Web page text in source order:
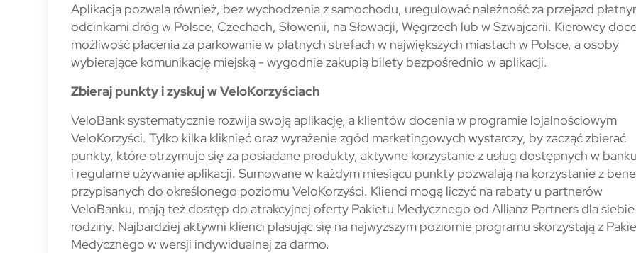
Aplikacja pozwala również, bez wychodzenia z samochodu, uregulować należność za przejazd
odcinkami dróg w Polsce, Czechach, Słowenii, na Słowacji, Węgrzech lub w Szwajcarii. Kierowcy
możliwość płacenia za parkowanie w płatnych strefach w największych miastach w Polsce, a osoby
wybierające komunikację miejską - wygodnie zakupią bilety bezpośrednio w aplikacji.
Zbieraj punkty i zyskuj w VeloKorzyściach
VeloBank systematycznie rozwija swoją aplikację, a klientów docenia w programie lojalnościowym
VeloKorzyści. Tylko kilka kliknięć oraz wyrażenie zgód marketingowych wystarczy, by zacząć zbierać
punkty, które otrzymuje się za posiadane produkty, aktywne korzystanie z usług dostępnych w banku
i regularne używanie aplikacji. Sumowane w każdym miesiącu punkty pozwalają na korzystanie z
przypisanych do określonego poziomu VeloKorzyści. Klienci mogą liczyć na rabaty u partnerów
VeloBanku, mają też dostęp do atrakcyjnej oferty Pakietu Medycznego od Allianz Partners dla
rodziny. Najbardziej aktywni klienci plasując się na najwyższym poziomie programu skorzystają z
Medycznego w wersji indywidualnej za darmo.